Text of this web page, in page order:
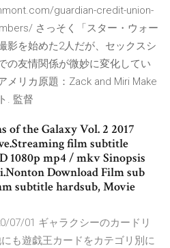
guardian-credit-union-
さっそく「スター・ウォー
影を始めた2人だが、セックスシ
の友情関係が微妙に変化してい
メリカ原題：Zack and Miri Make
. 監督
of the Galaxy Vol. 2 2017
film subtitle
1080p mp4 / mkv Sinopsis
Download Film sub
subtitle hardsub, Movie
07/01 ギャラクシーのカードリ
も遊戯王カードをカテゴリ別に